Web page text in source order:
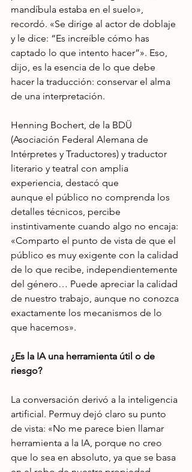
mandíbula estaba en el suelo»,
recordó. «Se dirige al actor de doblaje
y le dice: “Es increíble cómo has
captado lo que intento hacer”». Eso,
dijo, es la esencia de lo que debe
hacer la traducción: conservar el alma
de una interpretación.
Henning Bochert, de la BDÜ
(Asociación Federal Alemana de
Intérpretes y Traductores) y traductor
literario y teatral con amplia
experiencia, destacó que
aunque el público no comprenda los
detalles técnicos, percibe
instintivamente cuando algo no encaja:
«Comparto el punto de vista de que el
público es muy exigente con la calidad
de lo que recibe, independientemente
del género… Puede apreciar la calidad
de nuestro trabajo, aunque no conozca
exactamente los mecanismos de lo
que hacemos».
¿Es la IA una herramienta útil o de
riesgo?
La conversación derivó a la inteligencia
artificial. Permuy dejó claro su punto
de vista: «No me parece bien llamar
herramienta a la IA, porque no creo
que lo sea en absoluto, ya que se basa